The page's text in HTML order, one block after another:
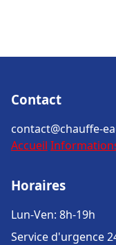
Contact
contact@chauffe-
Accueil
Horaires
Lun-Ven: 8h-19h
Service d'urgence